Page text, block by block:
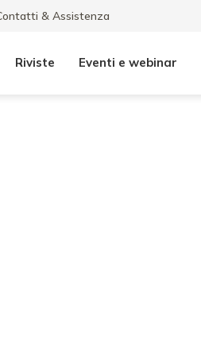
& Assistenza
Riviste Eventi e webinar